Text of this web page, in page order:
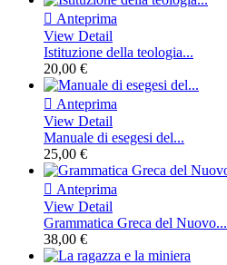
 Anteprima
View Detail
Istituzione della teologia...
20,00 €
 Anteprima
View Detail
Manuale di esegesi del...
25,00 €
 Anteprima
View Detail
Grammatica Greca del Nuovo...
38,00 €